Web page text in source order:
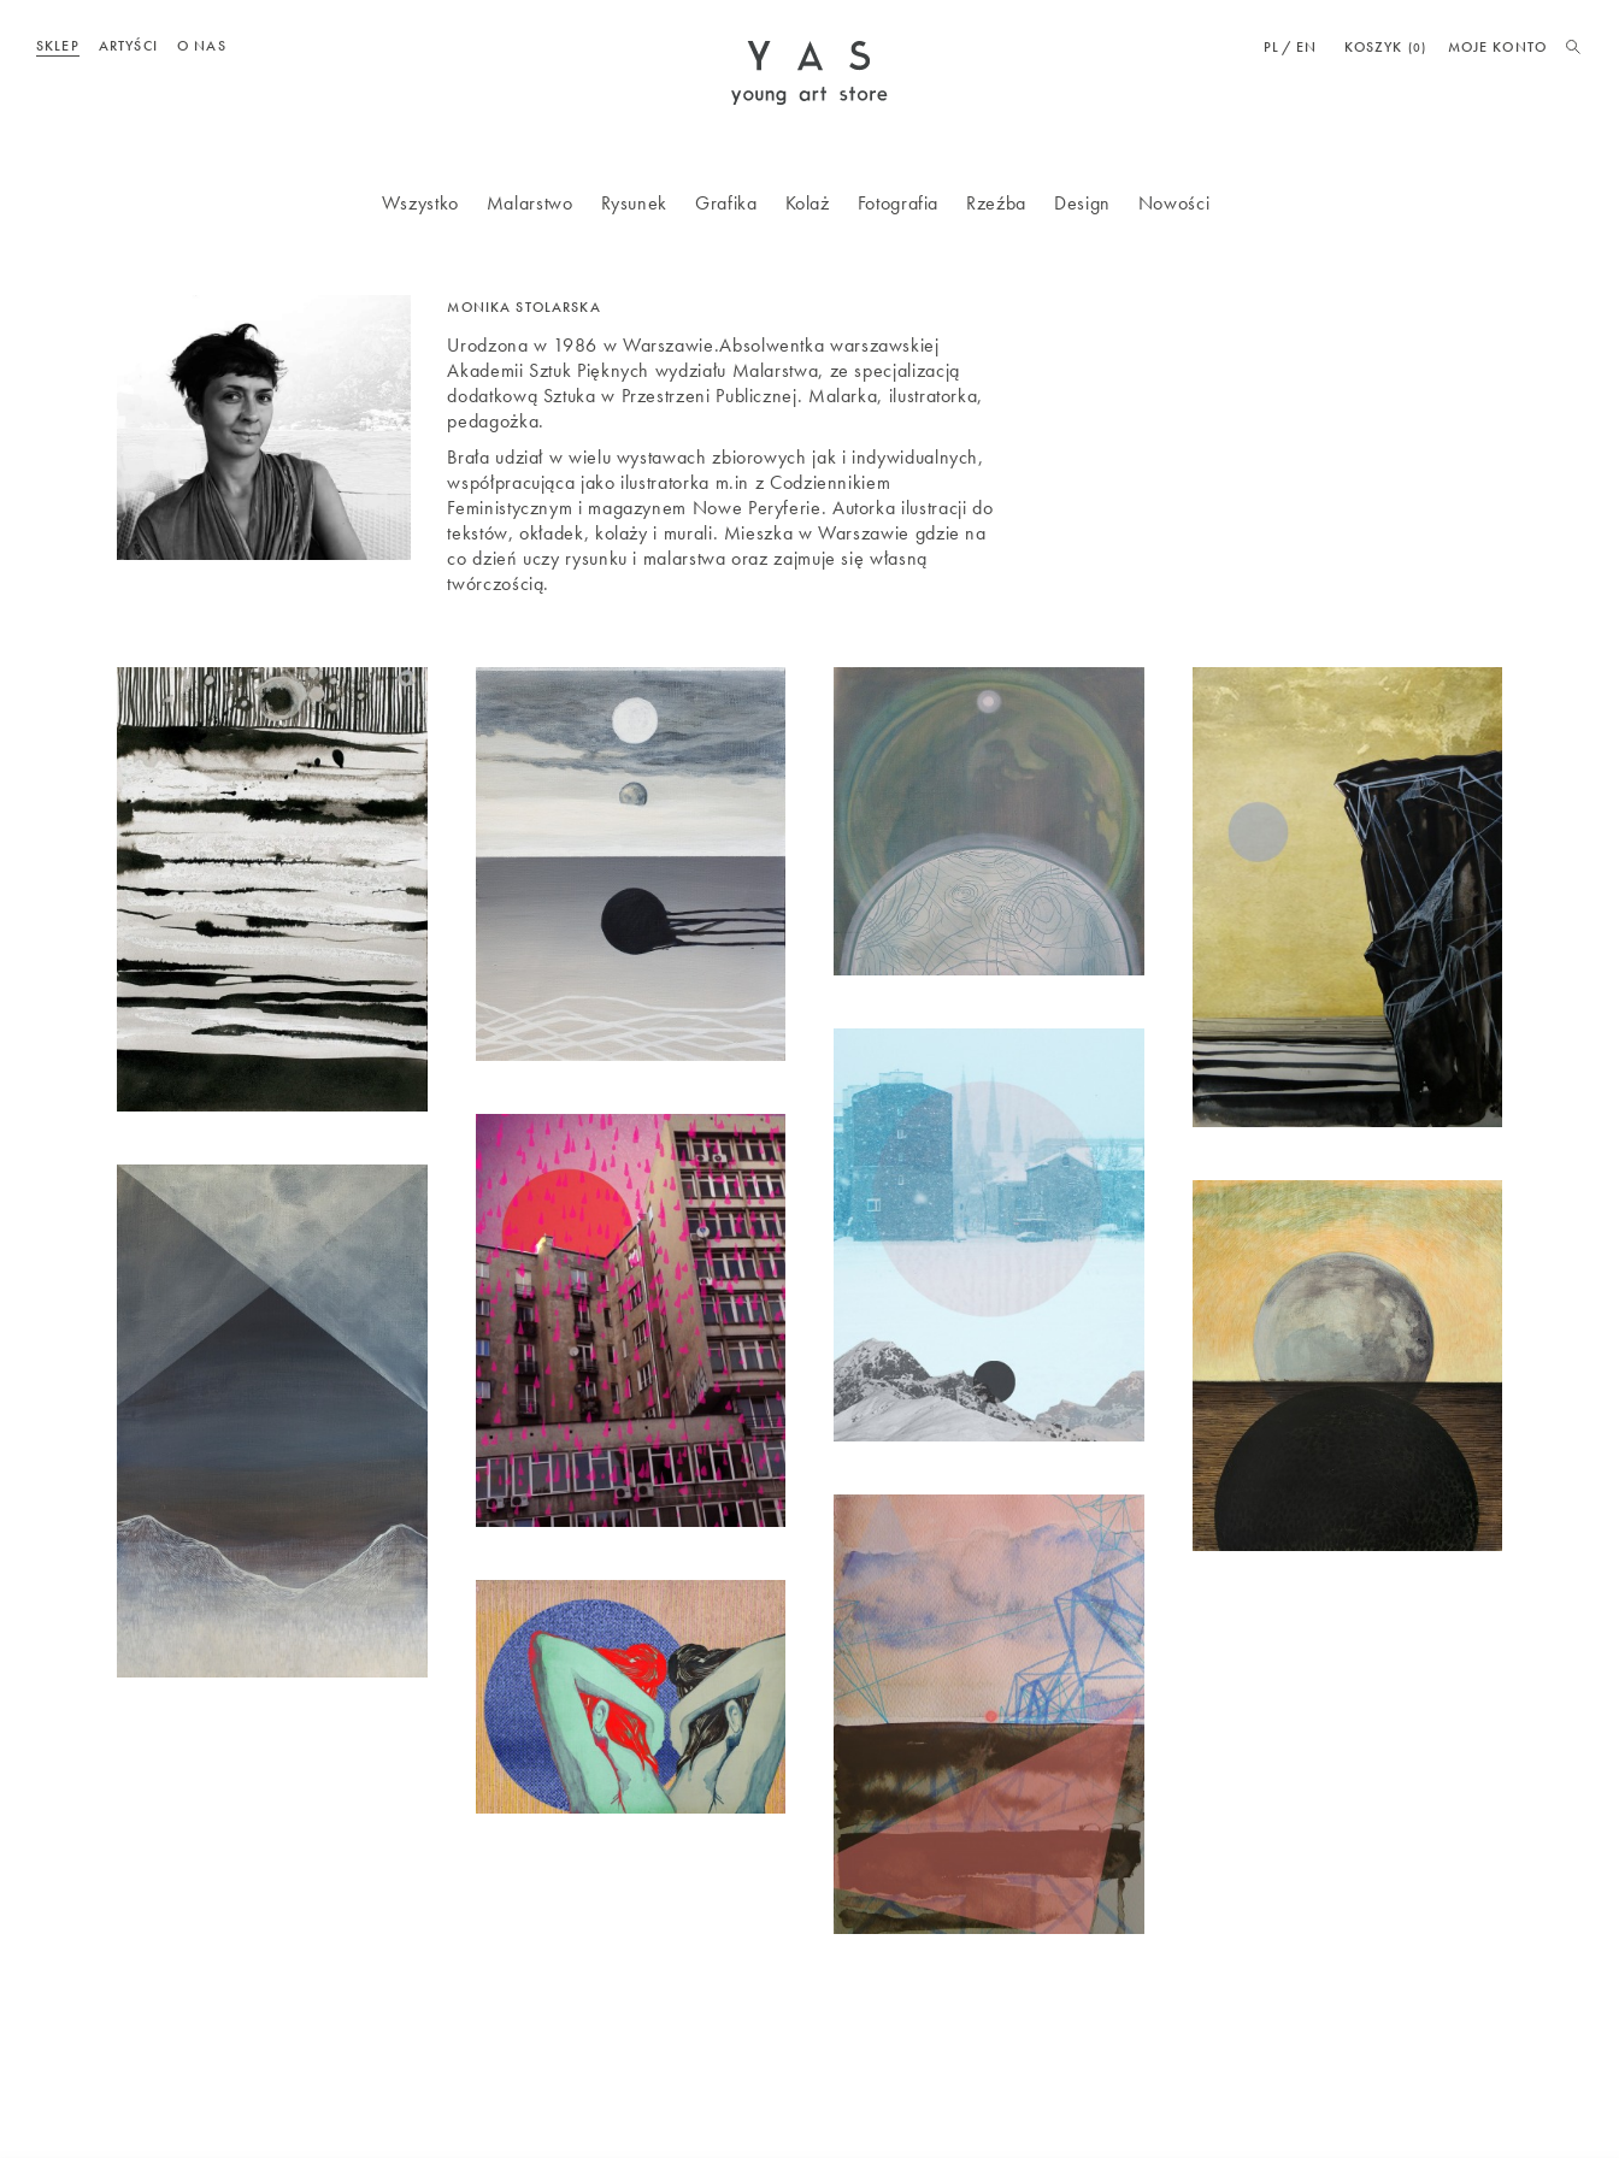
SKLEP ARTYŚCI O NAS MOJE KONTO
PL EN KOSZYK (0)
Wszystko Malarstwo Rysunek Grafika Kolaż Fotografia Rzeźba Design Nowości
MONIKA STOLARSKA
Urodzona w 1986 w Warszawie.Absolwentka warszawskiej
Akademii Sztuk Pięknych wydziału Malarstwa, ze specjalizacją
dodatkową Sztuka w Przestrzeni Publicznej. Malarka, ilustratorka,
pedagożka.
Brała udział w wielu wystawach zbiorowych jak i indywidualnych,
współpracująca jako ilustratorka m.in z Codziennikiem
Feministycznym i magazynem Nowe Peryferie. Autorka ilustracji do
tekstów, okładek, kolaży i murali. Mieszka w Warszawie gdzie na
co dzień uczy rysunku i malarstwa oraz zajmuje się własną
twórczością.